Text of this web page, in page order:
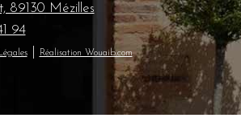
89130 Mézilles
94
| Réalisation Wouaib.com